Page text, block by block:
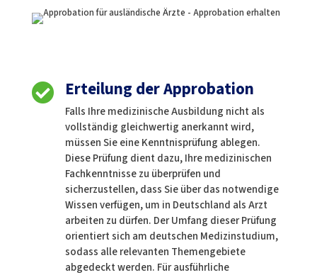
 Erteilung der Approbation
Falls Ihre medizinische Ausbildung nicht als
vollständig gleichwertig anerkannt wird,
müssen Sie eine Kenntnisprüfung ablegen.
Diese Prüfung dient dazu, Ihre medizinischen
Fachkenntnisse zu überprüfen und
sicherzustellen, dass Sie über das notwendige
Wissen verfügen, um in Deutschland als Arzt
arbeiten zu dürfen. Der Umfang dieser Prüfung
orientiert sich am deutschen Medizinstudium,
sodass alle relevanten Themengebiete
abgedeckt werden. Für ausführliche